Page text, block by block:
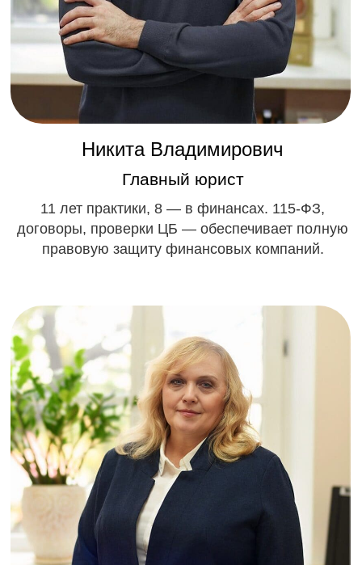
2
Гарантия: Отчетность сдана, предписаний нет,
займы не выдавались.
личным кабинетам. Проверяйте сами или
с юристом — всё открыто!
Проверка документов
3
Бонус: Первый месяц бухгалтерского
сопровождения — бесплатно!
Согласовываем цену и детали сделки.
Всё прозрачно, без скрытых платежей.
Вы выбираете удобный формат встречи.
Обсуждение условий
1
реестре ЦБ и СРО с чистой историей.
Оставьте заявку или позвоните нам. Мы
подробно расскажем о финансовых
компаниях процессе открытия, покупки и
ответим на все вопросы.
Заявка или звонок